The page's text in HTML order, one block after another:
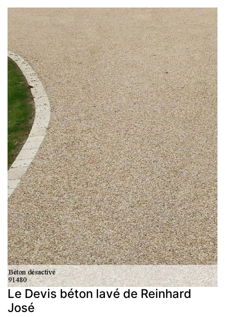
Le Devis béton lavé de Reinhard
José